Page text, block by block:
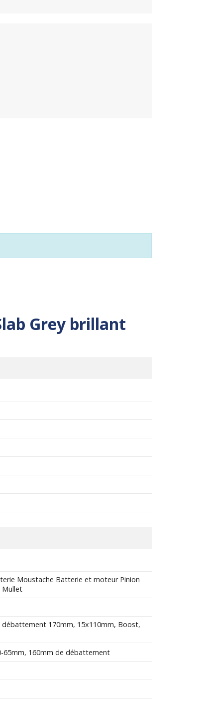
Grey brillant
Moustache Batterie et moteur Pinion
Mullet
débattement 170mm, 15x110mm, Boost,
65mm, 160mm de débattement